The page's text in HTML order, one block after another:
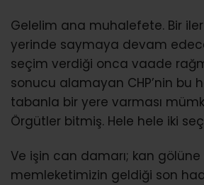
Gelelim ana muhalefete. Bir
yerinde saymaya devam
seçim verdiği onca vaade
sonucu alamayan CHP’nin bu
tabanla bir yere varması
Örgütler bitmiş. Hele hele iki
Ve işin can damarı; kan
memleketimizin geldiği son